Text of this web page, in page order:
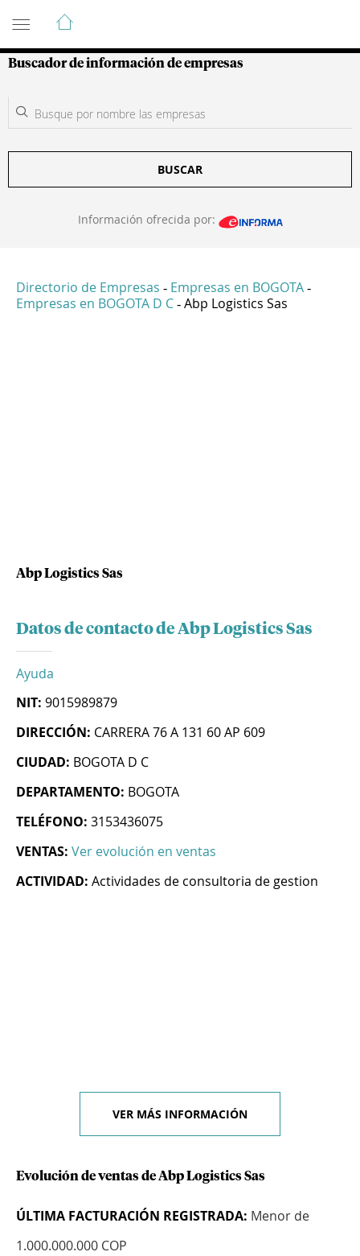
Guía de Empresas Colombianas
Buscador de información de empresas
BUSCAR
Información ofrecida por:
Directorio de Empresas - Empresas en BOGOTA -
Empresas en BOGOTA D C - Abp Logistics Sas
Abp Logistics Sas
Datos de contacto de Abp Logistics Sas
Ayuda
NIT: 9015989879
DIRECCIÓN: CARRERA 76 A 131 60 AP 609
CIUDAD: BOGOTA D C
DEPARTAMENTO: BOGOTA
TELÉFONO: 3153436075
VENTAS: Ver evolución en ventas
ACTIVIDAD: Actividades de consultoria de gestion
VER MÁS INFORMACIÓN
Evolución de ventas de Abp Logistics Sas
ÚLTIMA FACTURACIÓN REGISTRADA: Menor de
1.000.000.000 COP